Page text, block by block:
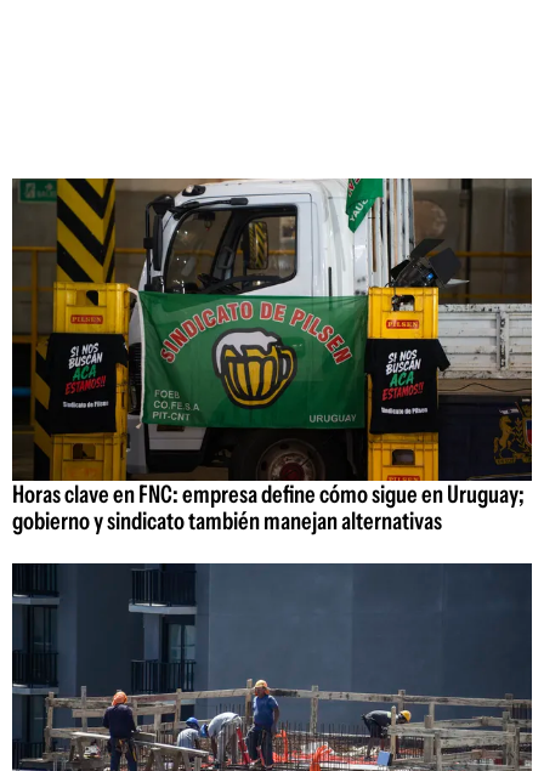
Horas clave en FNC: empresa define cómo sigue en Uruguay;
gobierno y sindicato también manejan alternativas